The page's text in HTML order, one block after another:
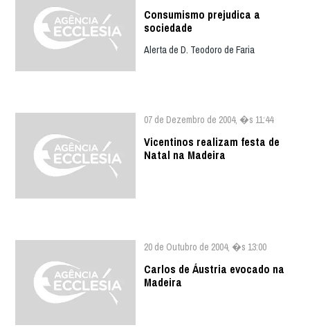
Consumismo prejudica a
sociedade
Alerta de D. Teodoro de Faria
07 de Dezembro de 2004, �s 11:44
Vicentinos realizam festa de
Natal na Madeira
20 de Outubro de 2004, �s 13:00
Carlos de Áustria evocado na
Madeira